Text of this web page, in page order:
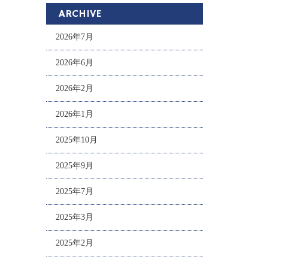
ARCHIVE
2026年7月
2026年6月
2026年2月
2026年1月
2025年10月
2025年9月
2025年7月
2025年3月
2025年2月